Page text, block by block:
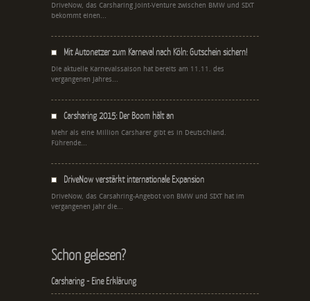
DriveNow, das Carsharing Joint-Venture zwischen BMW und SIXT
bekommt einen...
Mit Autonetzer zum Karneval nach Köln: Gutschein sichern!
Die aktuelle Karnevalssaison hat bereits am 11.11. des
vergangenen Jahres...
Carsharing 2015: Der Boom hält an
Mehr als eine Million Carsharer gibt es in Deutschland.
Führende...
DriveNow verstärkt internationale Expansion
DriveNow, das Carsahring-Angebot von BMW und SIXT hat im
vergangenen Jahr die...
Schon gelesen?
Carsharing - Eine Erklärung